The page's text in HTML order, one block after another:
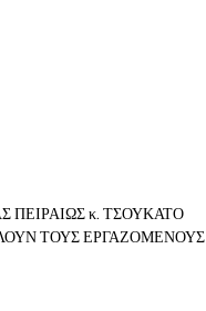
κ. ΤΣΟΥΚΑΤΟ
ΤΟΥΣ ΕΡΓΑΖΟΜΕΝΟΥΣ